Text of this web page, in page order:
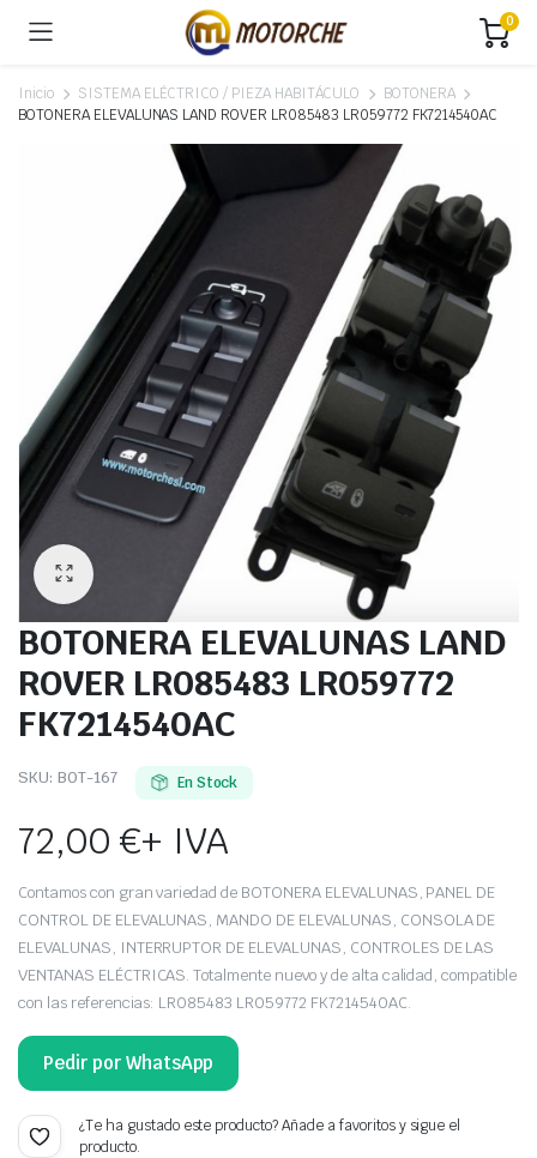
0
Inicio SISTEMA ELÉCTRICO / PIEZA HABITÁCULO
BOTONERA
BOTONERA ELEVALUNAS LAND ROVER LR085483 LR059772 FK7214540AC
BOTONERA ELEVALUNAS LAND
ROVER LR085483 LR059772
FK7214540AC
SKU: BOT-167 En Stock
72,00€+ IVA
Contamos con gran variedad de BOTONERA ELEVALUNAS, PANEL DE
CONTROL DE ELEVALUNAS, MANDO DE ELEVALUNAS, CONSOLA DE
ELEVALUNAS, INTERRUPTOR DE ELEVALUNAS, CONTROLES DE LAS
VENTANAS ELÉCTRICAS. Totalmente nuevo y de alta calidad, compatible
con las referencias: LR085483 LR059772 FK7214540AC.
Pedir por WhatsApp
¿Te ha gustado este producto? Añade a favoritos y sigue el
producto.